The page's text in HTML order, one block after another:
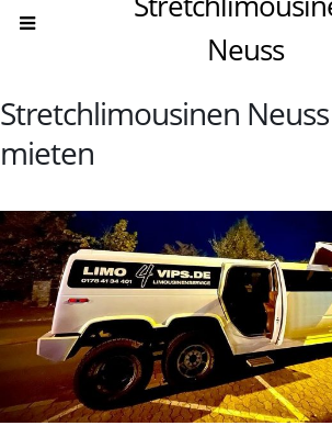
Neuss
Stretchlimousinen
mieten